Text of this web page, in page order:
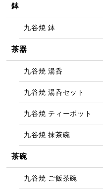
鉢
九谷焼 鉢
茶器
九谷焼 湯呑
九谷焼 湯呑セット
九谷焼 ティーポット
九谷焼 抹茶碗
茶碗
九谷焼 ご飯茶碗